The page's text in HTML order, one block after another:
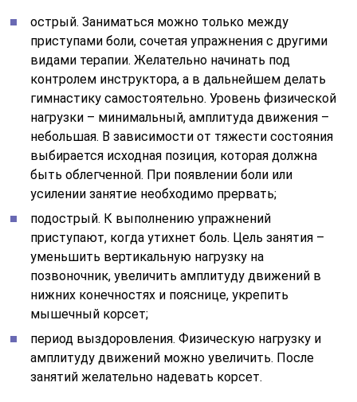
острый. Заниматься можно только между
приступами боли, сочетая упражнения с другими
видами терапии. Желательно начинать под
контролем инструктора, а в дальнейшем делать
гимнастику самостоятельно. Уровень физической
нагрузки – минимальный, амплитуда движения –
небольшая. В зависимости от тяжести состояния
выбирается исходная позиция, которая должна
быть облегченной. При появлении боли или
усилении занятие необходимо прервать;
подострый. К выполнению упражнений
приступают, когда утихнет боль. Цель занятия –
уменьшить вертикальную нагрузку на
позвоночник, увеличить амплитуду движений в
нижних конечностях и пояснице, укрепить
мышечный корсет;
период выздоровления. Физическую нагрузку и
амплитуду движений можно увеличить. После
занятий желательно надевать корсет.